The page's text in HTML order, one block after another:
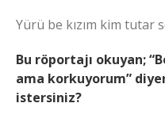
Yürü be kızım kim tutar
Bu röportajı okuyan;
ama korkuyorum”
istersiniz?